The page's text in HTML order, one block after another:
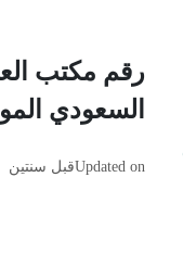
رقم مكتب
السعودي
Updated onقبل سنتين